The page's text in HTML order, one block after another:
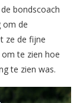
bondscoach
om de
ze de fijne
te zien hoe
te zien was.